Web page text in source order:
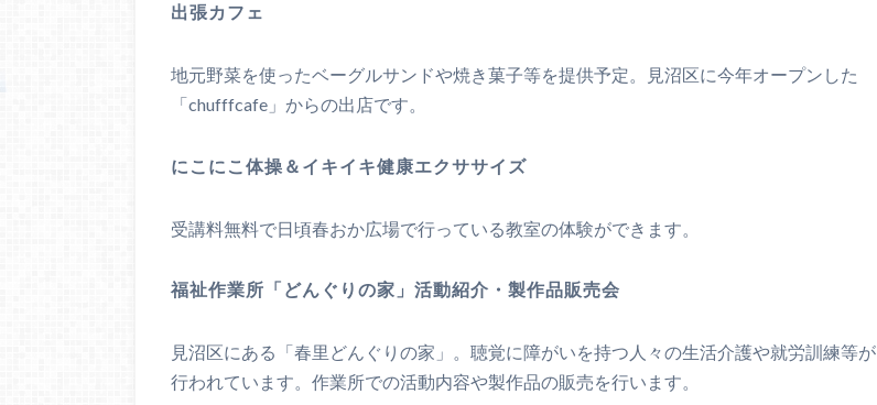
出張カフェ
地元野菜を使ったベーグルサンドや焼き菓子等を提供予定。見沼区に今年オープンした
「chufffcafe」からの出店です。
にこにこ体操＆イキイキ健康エクササイズ
受講料無料で日頃春おか広場で行っている教室の体験ができます。
福祉作業所「どんぐりの家」活動紹介・製作品販売会
見沼区にある「春里どんぐりの家」。聴覚に障がいを持つ人々の生活介護や就労訓練等が
行われています。作業所での活動内容や製作品の販売を行います。